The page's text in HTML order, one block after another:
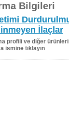
Bilgileri
İlaçlar
profili ve diğer
ismine tıklayın